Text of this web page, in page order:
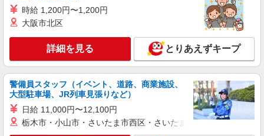
時給 1,200円〜1,200円
大阪市北区
詳細を見る とりあえずキープ
警備員スタッフ（イベント、道路、商業施設、
大型駐車場、JR列車見張りなど）
日給 11,000円〜12,100円
栃木市・小山市・さいたま市西区・さいたま市岩槻区・久喜市・